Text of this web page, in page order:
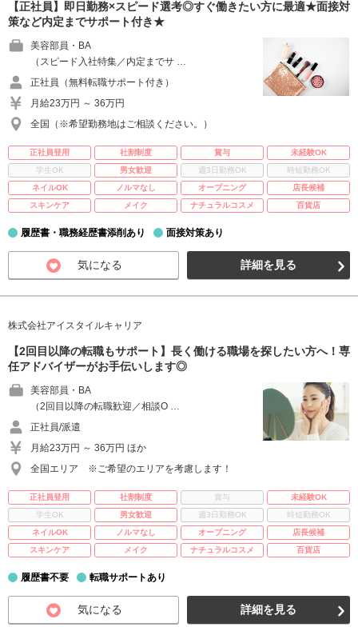
【正社員】即日勤務×スピード選考◎すぐ働きたい方に最適★面接対
策など内定までサポート付き★
美容部員・BA
（スピード入社特集／内定までサ …
正社員（無料転職サポート付き）
月給23万円 ～ 36万円
全国（※希望勤務地はご相談ください。）
正社員登用 社割制度 賞与
未経験OK
学生OK
男女歓迎 週3日勤務OK
時短勤務OK
ネイルOK
ノルマなし オープニング
店長候補
スキンケア
メイク ナチュラルコスメ 百貨店
履歴書・職務経歴書添削あり 面接対策あり
気になる 詳細を見る
株式会社アイスタイルキャリア
【2回目以降の転職もサポート】長く働ける職場を探したい方へ！専
任アドバイザーがお手伝いします◎
美容部員・BA
（2回目以降の転職歓迎／相談O …
正社員/派遣
月給23万円 ～ 36万円 ほか
全国エリア ※ご希望のエリアを考慮します！
正社員登用 社割制度 賞与
未経験OK
学生OK
男女歓迎 週3日勤務OK
時短勤務OK
ネイルOK
ノルマなし オープニング
店長候補
スキンケア
メイク ナチュラルコスメ 百貨店
履歴書不要 転職サポートあり
気になる 詳細を見る